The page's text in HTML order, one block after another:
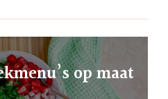
op maat